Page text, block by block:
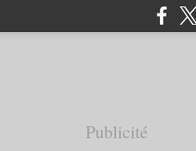
Publicité